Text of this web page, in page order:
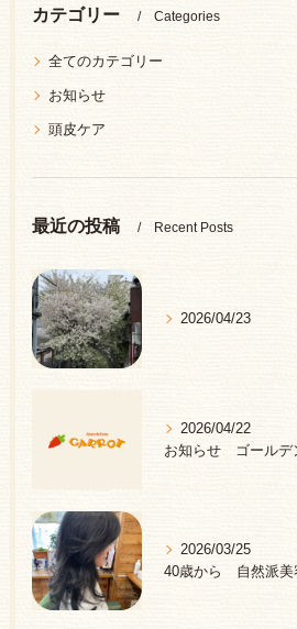
カテゴリー Categories
全てのカテゴリー
お知らせ
頭皮ケア
最近の投稿 Recent Posts
2026/04/23
2026/04/22
お知らせ ゴール
2026/03/25